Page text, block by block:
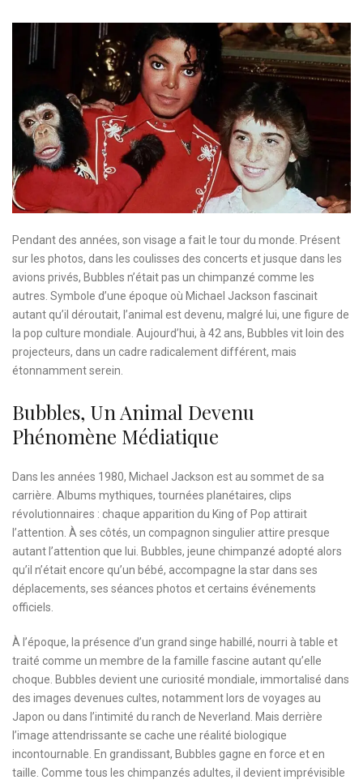
Pendant des années, son visage a fait le tour du monde. Présent
sur les photos, dans les coulisses des concerts et jusque dans les
avions privés, Bubbles n’était pas un chimpanzé comme les
autres. Symbole d’une époque où Michael Jackson fascinait
autant qu’il déroutait, l’animal est devenu, malgré lui, une figure de
la pop culture mondiale. Aujourd’hui, à 42 ans, Bubbles vit loin des
projecteurs, dans un cadre radicalement différent, mais
étonnamment serein.
Bubbles, Un Animal Devenu
Phénomène Médiatique
Dans les années 1980, Michael Jackson est au sommet de sa
carrière. Albums mythiques, tournées planétaires, clips
révolutionnaires : chaque apparition du King of Pop attirait
l’attention. À ses côtés, un compagnon singulier attire presque
autant l’attention que lui. Bubbles, jeune chimpanzé adopté alors
qu’il n’était encore qu’un bébé, accompagne la star dans ses
déplacements, ses séances photos et certains événements
officiels.
À l’époque, la présence d’un grand singe habillé, nourri à table et
traité comme un membre de la famille fascine autant qu’elle
choque. Bubbles devient une curiosité mondiale, immortalisé dans
des images devenues cultes, notamment lors de voyages au
Japon ou dans l’intimité du ranch de Neverland. Mais derrière
l’image attendrissante se cache une réalité biologique
incontournable. En grandissant, Bubbles gagne en force et en
taille. Comme tous les chimpanzés adultes, il devient imprévisible